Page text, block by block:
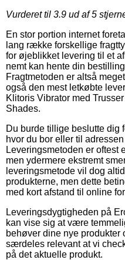
Vurderet til 3.9 ud af 5
En stor portion internet
lang række forskellige
for øjeblikket levering til et
nemt kan hente din
Fragtmetoden er altså
også den mest letkøbte
Klitoris Vibrator med
Shades.
Du burde tillige beslutte dig
hvor du bor eller til
Leveringsmetoden er oftest
men ydermere ekstremt
leveringsmetode vil dog
produkterne, men dette
med kort afstand til online
Leveringsdygtigheden på
kan vise sig at være
behøver dine nye produkter
særdeles relevant at vi
på det aktuelle produkt.